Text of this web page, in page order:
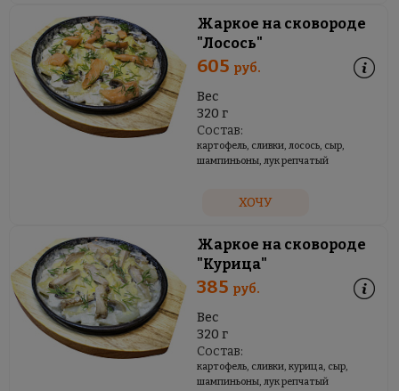
Жаркое на сковороде
"Лосось"
605 руб.
Вес
320 г
Состав:
картофель, сливки, лосось, сыр,
шампиньоны, лук репчатый
ХОЧУ
Жаркое на сковороде
"Курица"
385 руб.
Вес
320 г
Состав:
картофель, сливки, курица, сыр,
шампиньоны, лук репчатый